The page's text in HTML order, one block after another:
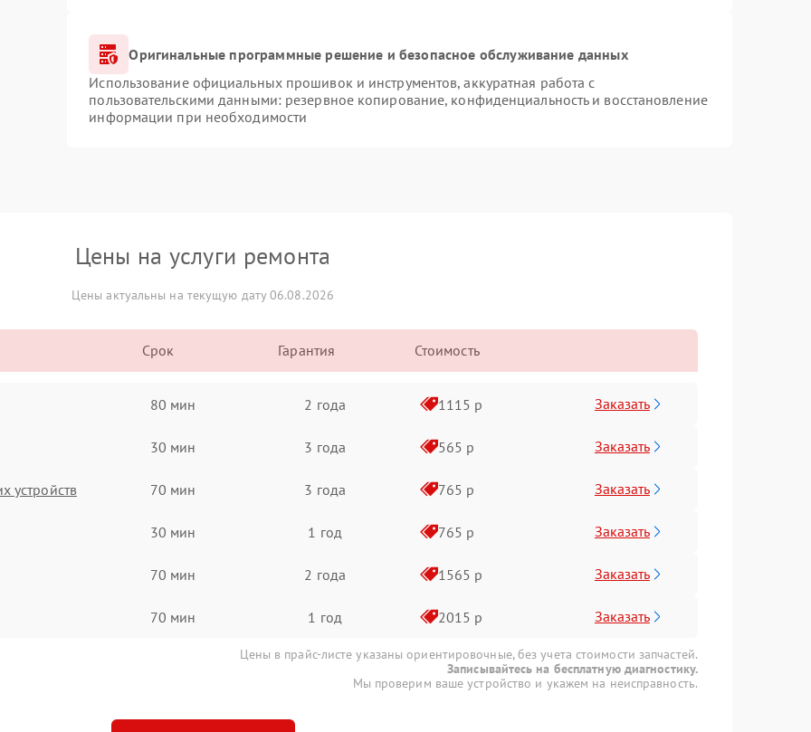
Оригинальные программные решение и безопасное обслуживание данных
Использование официальных прошивок и инструментов, аккуратная работа с
пользовательскими данными: резервное копирование, конфиденциальность и восстановление
информации при необходимости
Цены на услуги ремонта
Цены актуальны на текущую дату 06.08.2026
Срок Гарантия Стоимость
80 мин 2 года 1115 р Заказать
30 мин 3 года 565 р Заказать
устройств 70 мин 3 года 765 р Заказать
30 мин 1 год 765 р Заказать
70 мин 2 года 1565 р Заказать
70 мин 1 год 2015 р Заказать
Цены в прайс-листе указаны ориентировочные, без учета стоимости запчастей.
Записывайтесь на бесплатную диагностику.
Мы проверим ваше устройство и укажем на неисправность.